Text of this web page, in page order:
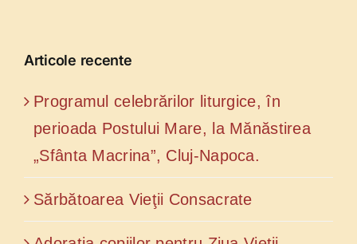
Articole recente
Programul celebrărilor liturgice, în
perioada Postului Mare, la Mănăstirea
„Sfânta Macrina”, Cluj-Napoca.
Sărbătoarea Vieţii Consacrate